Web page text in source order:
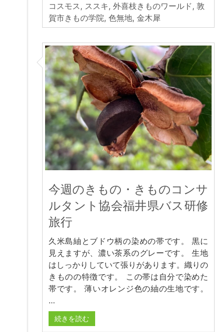
コスモス, ススキ, 外喜枝きものワールド, 敦
賀市きもの学院, 色無地, 金木犀
今週のきもの・きものコンサ
ルタント協会福井県バス研修
旅行
久米島紬とブドウ柄の染めの帯です。 黒に
見えますが、濃い茶系のグレーです。 生地
はしっかりしていて張りがあります。織りの
きものの特徴です。 この帯は自分で染めた
帯です。 薄いオレンジ色の紬の生地です。
…
続きを読む